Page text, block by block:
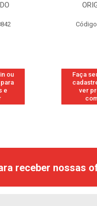
ou
e
Faça
ver
receber nossas